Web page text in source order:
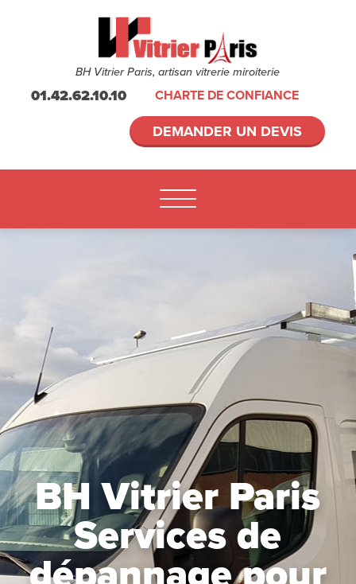
BH Vitrier Paris, artisan vitrerie miroiterie
01.42.62.10.10 CHARTE DE CONFIANCE
DEMANDER UN DEVIS
BH Vitrier Paris
Services de